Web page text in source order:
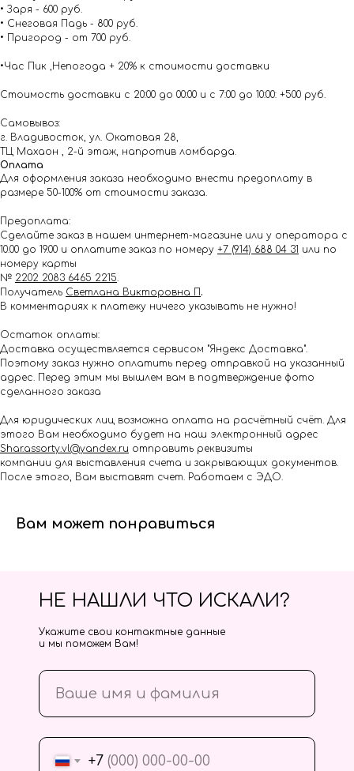
• Заря - 600 руб.
• Снеговая Падь - 800 руб.
• Пригород - от 700 руб.
•Час Пик ,Непогода + 20% к стоимости доставки
Стоимость доставки с 20:00 до 00:00 и с 7:00 до 10:00: +500 руб.
Самовывоз:
г. Владивосток, ул. Окатовая 28,
ТЦ Махаон , 2-й этаж, напротив ломбарда.
Оплата
Для оформления заказа необходимо внести предоплату в
размере 50-100% от стоимости заказа.
Предоплата:
Сделайте заказ в нашем интернет-магазине или у оператора с
10.00 до 19.00 и оплатите заказ по номеру +7 (914) 688 04 31 или по
номеру карты
№ 2202 2083 6465 2215.
Получатель Светлана Викторовна П .
В комментариях к платежу ничего указывать не нужно!
Остаток оплаты:
Доставка осуществляется сервисом "Яндекс Доставка".
Поэтому заказ нужно оплатить перед отправкой на указанный
адрес. Перед этим мы вышлем вам в подтверждение фото
сделанного заказа
Для юридических лиц возможна оплата на расчётный счёт. Для
этого Вам необходимо будет на наш электронный адрес
Shar.assorty.vl@yandex.ru отправить реквизиты
компании для выставления счета и закрывающих документов.
После этого, Вам выставят счет. Работаем с ЭДО.
Вам может понравиться
+7
НЕ НАШЛИ ЧТО ИСКАЛИ?
Укажите свои контактные данные
и мы поможем Вам!